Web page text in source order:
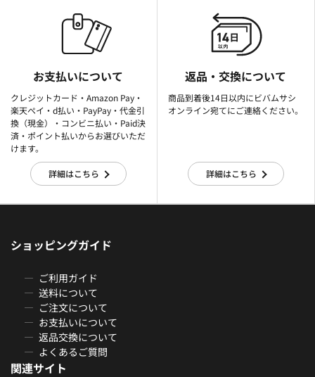
お支払いについて
クレジットカード・Amazon Pay・
楽天ぺイ・d払い・PayPay・代金引
換（現金）・コンビニ払い・Paid決
済・ポイント払いからお選びいただ
けます。
詳細はこちら
返品・交換について
商品到着後14日以内にビバムサシ
オンライン宛てにご連絡ください。
詳細はこちら
ショッピングガイド
ご利用ガイド
送料について
ご注文について
お支払いについて
返品交換について
よくあるご質問
関連サイト